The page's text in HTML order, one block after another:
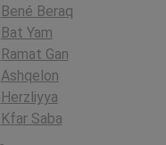
Bené Beraq
Bat Yam
Ramat Gan
Ashqelon
Herzliyya
Kfar Saba